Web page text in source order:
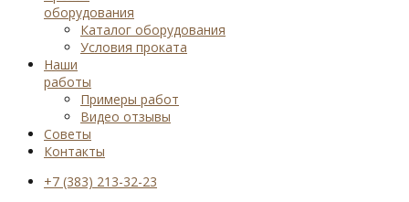
оборудования
Каталог оборудования
Условия проката
Наши
работы
Примеры работ
Видео отзывы
Советы
Контакты
+7 (383) 213-32-23